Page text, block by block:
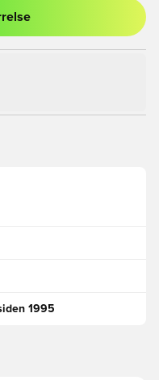
tilmelde dig som medlem
1995